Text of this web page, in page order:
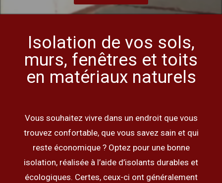
Isolation de vos sols,
murs, fenêtres et toits
en matériaux naturels
Vous souhaitez vivre dans un endroit que vous
trouvez confortable, que vous savez sain et qui
reste économique ? Optez pour une bonne
isolation, réalisée à l’aide d’isolants durables et
écologiques. Certes, ceux-ci ont généralement